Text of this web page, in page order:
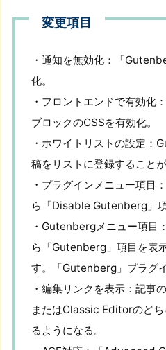
変更項目
・通知を無効化：「
化。
・フロントエンドで有効化
ブロックのCSSを有効化。
・ホワイトリストの設定：
稿をリストに登録することが
・プラグインメニュー項目
ら「Disable Gutenberg」項
・Gutenbergメニュー項目
ら「Gutenberg」項目を表
す。「Gutenberg」プラグ
・編集リンクを表示：記事
またはClassic Editorのどち
るようになる。